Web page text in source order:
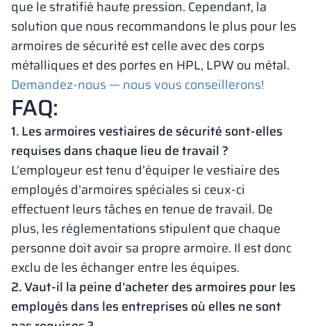
que le stratifié haute pression. Cependant, la
solution que nous recommandons le plus pour les
armoires de sécurité est celle avec des corps
métalliques et des portes en HPL, LPW ou métal.
Demandez-nous — nous vous conseillerons!
FAQ:
1. Les armoires vestiaires de sécurité sont-elles
requises dans chaque lieu de travail ?
L’employeur est tenu d’équiper le vestiaire des
employés d’armoires spéciales si ceux-ci
effectuent leurs tâches en tenue de travail. De
plus, les réglementations stipulent que chaque
personne doit avoir sa propre armoire. Il est donc
exclu de les échanger entre les équipes.
2. Vaut-il la peine d’acheter des armoires pour les
employés dans les entreprises où elles ne sont